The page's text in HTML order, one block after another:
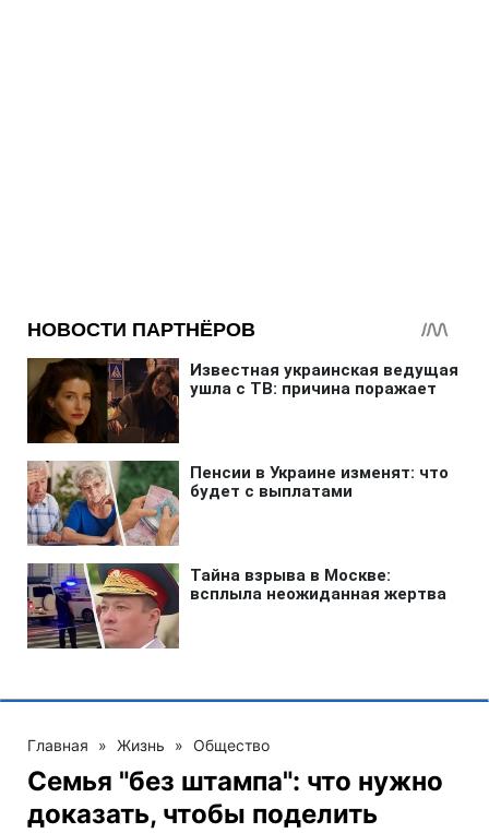
Главная » Жизнь » Общество
Семья "без штампа": что нужно
доказать, чтобы поделить